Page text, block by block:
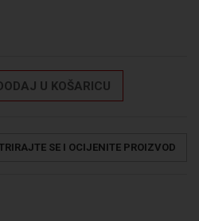
U KOŠARICU
SE I OCIJENITE PROIZVOD